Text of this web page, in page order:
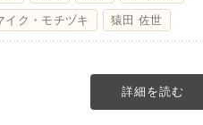
イク・モチヅキ 猿田 佐世
詳細を読む